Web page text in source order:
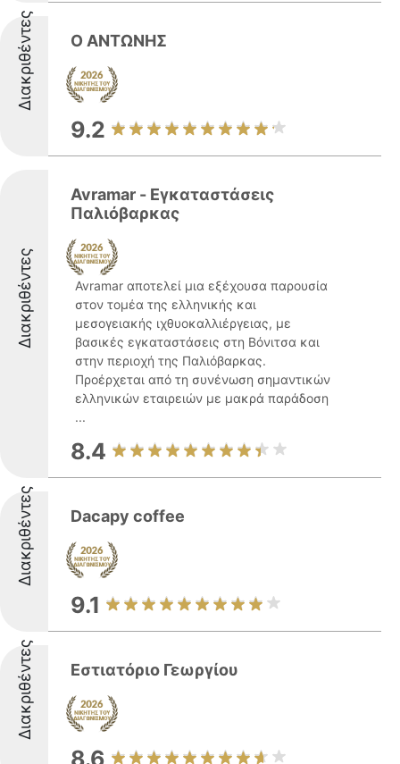
Διακριθέντες Ο ΑΝΤΩΝΗΣ
9.2
Διακριθέντες
Avramar - Εγκαταστάσεις
Παλιόβαρκας
Avramar αποτελεί μια εξέχουσα παρουσία
στον τομέα της ελληνικής και
μεσογειακής ιχθυοκαλλιέργειας, με
βασικές εγκαταστάσεις στη Βόνιτσα και
στην περιοχή της Παλιόβαρκας.
Προέρχεται από τη συνένωση σημαντικών
ελληνικών εταιρειών με μακρά παράδοση
...
8.4
Διακριθέντες Dacapy coffee
9.1
Διακριθέντες Εστιατόριο Γεωργίου
8.6